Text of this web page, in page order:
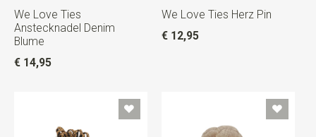
We Love Ties
Anstecknadel Denim
Blume
€ 14,95
We Love Ties Herz Pin
€ 12,95